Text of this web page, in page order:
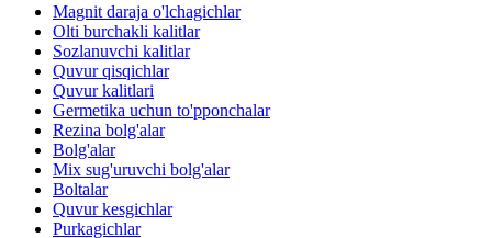
Magnit daraja o'lchagichlar
Olti burchakli kalitlar
Sozlanuvchi kalitlar
Quvur qisqichlar
Quvur kalitlari
Germetika uchun to'pponchalar
Rezina bolg'alar
Bolg'alar
Mix sug'uruvchi bolg'alar
Boltalar
Quvur kesgichlar
Purkagichlar